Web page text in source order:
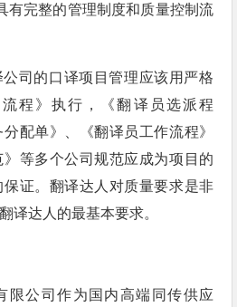
有完整的管理制度和质量控制流
司的口译项目管理应该用严格
程》执行，《翻译员选派程
配单》、《翻译员工作流程》
等多个公司规范应成为项目的
证。翻译达人对质量要求是非
译达人的最基本要求。
限公司作为国内高端同传供应